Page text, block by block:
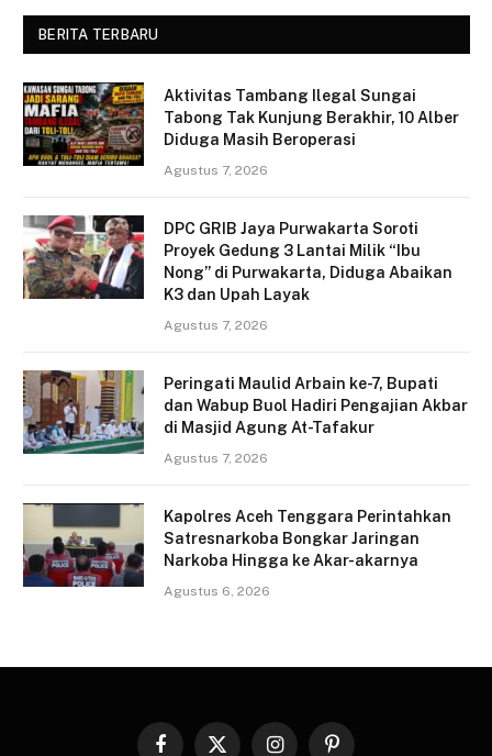
BERITA TERBARU
Aktivitas Tambang Ilegal Sungai
Tabong Tak Kunjung Berakhir, 10 Alber
Diduga Masih Beroperasi
Agustus 7, 2026
DPC GRIB Jaya Purwakarta Soroti
Proyek Gedung 3 Lantai Milik “Ibu
Nong” di Purwakarta, Diduga Abaikan
K3 dan Upah Layak
Agustus 7, 2026
Peringati Maulid Arbain ke-7, Bupati
dan Wabup Buol Hadiri Pengajian Akbar
di Masjid Agung At-Tafakur
Agustus 7, 2026
Kapolres Aceh Tenggara Perintahkan
Satresnarkoba Bongkar Jaringan
Narkoba Hingga ke Akar-akarnya
Agustus 6, 2026